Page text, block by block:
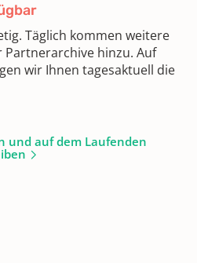
Täglich kommen weitere
hinzu. Auf
wir Ihnen tagesaktuell die
und auf dem Laufenden